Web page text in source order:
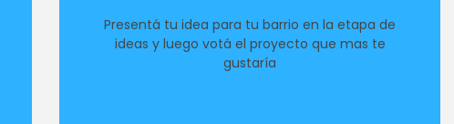
Presentá tu idea para tu barrio en la etapa de
ideas y luego votá el proyecto que mas te
gustaría